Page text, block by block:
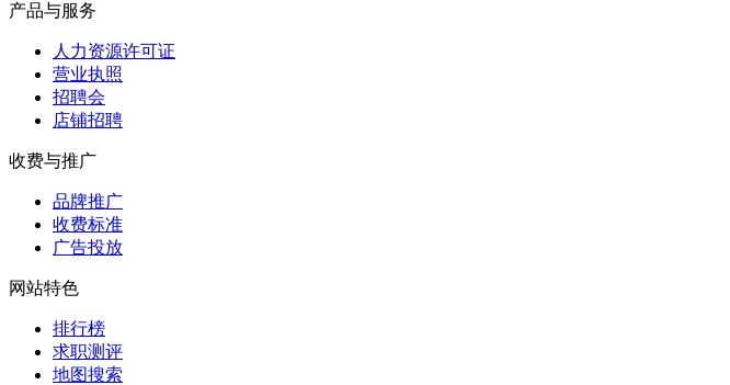
产品与服务
人力资源许可证
营业执照
招聘会
店铺招聘
收费与推广
品牌推广
收费标准
广告投放
网站特色
排行榜
求职测评
地图搜索